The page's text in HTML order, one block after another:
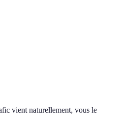
vient naturellement, vous le